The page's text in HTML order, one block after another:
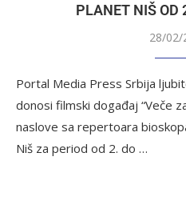
PLANET NIŠ OD
28/02/
Portal Media Press Srbija
donosi filmski događaj “Veče
naslove sa repertoara
Niš za period od 2. do …